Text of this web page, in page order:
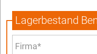
Lagerbestand